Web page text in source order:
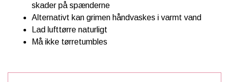
skader på spænderne
Alternativt kan grimen håndvaskes i varmt vand
Lad lufttørre naturligt
Må ikke tørretumbles